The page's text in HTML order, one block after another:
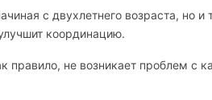
с двухлетнего возраста, но
координацию.
правило, не возникает проблем с